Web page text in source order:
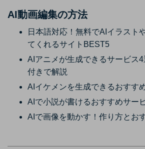
AI動画編集の方法
日本語対応！無料でAIイラスト
てくれるサイトBEST5
AIアニメが生成できるサービス
付きで解説
AIイケメンを生成できるおすす
AIで小説が書けるおすすめサー
AIで画像を動かす！作り方とお